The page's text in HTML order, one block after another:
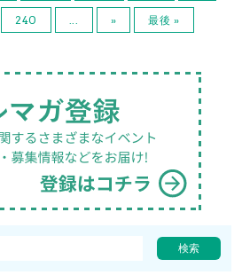
240 ... » 最後 »